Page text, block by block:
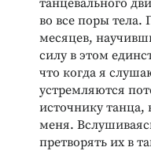
во все поры
месяцев,
силу в этом
что когда я
устремляются
источнику танца,
меня.
претворять их в